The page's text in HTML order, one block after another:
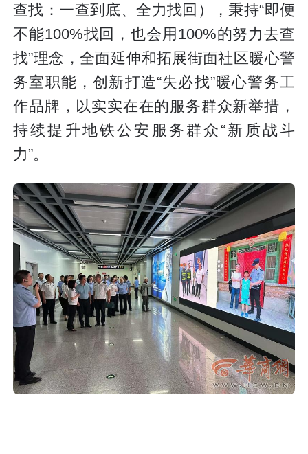
查找：一查到底、全力找回），秉持“即便
不能100%找回，也会用100%的努力去查
找”理念，全面延伸和拓展街面社区暖心警
务室职能，创新打造“失必找”暖心警务工
作品牌，以实实在在的服务群众新举措，
持续提升地铁公安服务群众“新质战斗
力”。